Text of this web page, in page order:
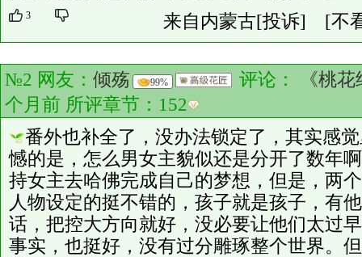
3 来自内蒙古[投诉] [不
№2 网友： 倾殇 99% 评论：
《桃
个月前 所评章节： 152
番外也补全了，没办法锁定了，其实感
憾的是，怎么男女主貌似还是分开了数年
持女主去哈佛完成自己的梦想，但是，两
人物设定的挺不错的，孩子就是孩子，有
话，把控大方向就好，没必要让他们太过
事实，也挺好，没有过分雕琢整个世界。